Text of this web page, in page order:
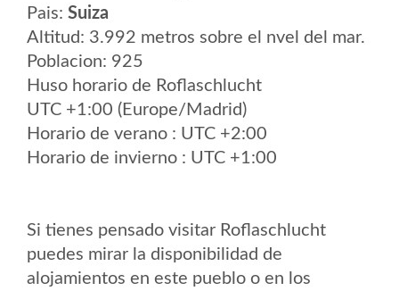
Pais: Suiza
Altitud: 3.992 metros sobre el nvel del mar.
Poblacion: 925
Huso horario de Roflaschlucht
UTC +1:00 (Europe/Madrid)
Horario de verano : UTC +2:00
Horario de invierno : UTC +1:00
Si tienes pensado visitar Roflaschlucht
puedes mirar la disponibilidad de
alojamientos en este pueblo o en los